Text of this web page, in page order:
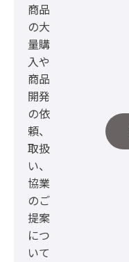
商品
の大
量購
入や
商品
開発
の依
頼、
取扱
い、
協業
のご
提案
につ
いて